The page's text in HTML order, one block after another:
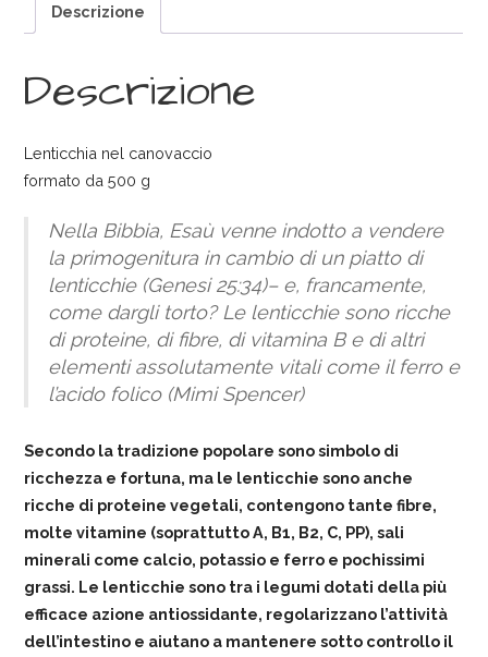
Descrizione
Descrizione
Lenticchia nel canovaccio
formato da 500 g
Nella Bibbia, Esaù venne indotto a vendere
la primogenitura in cambio di un piatto di
lenticchie (Genesi 25:34)– e, francamente,
come dargli torto? Le lenticchie sono ricche
di proteine, di fibre, di vitamina B e di altri
elementi assolutamente vitali come il ferro e
l’acido folico (Mimi Spencer)
Secondo la tradizione popolare sono simbolo di
ricchezza e fortuna, ma le lenticchie sono anche
ricche di proteine vegetali, contengono tante fibre,
molte vitamine (soprattutto A, B1, B2, C, PP), sali
minerali come calcio, potassio e ferro e pochissimi
grassi. Le lenticchie sono tra i legumi dotati della più
efficace azione antiossidante, regolarizzano l’attività
dell’intestino e aiutano a mantenere sotto controllo il